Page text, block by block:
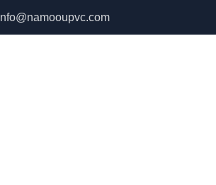
Info@namooupvc.com